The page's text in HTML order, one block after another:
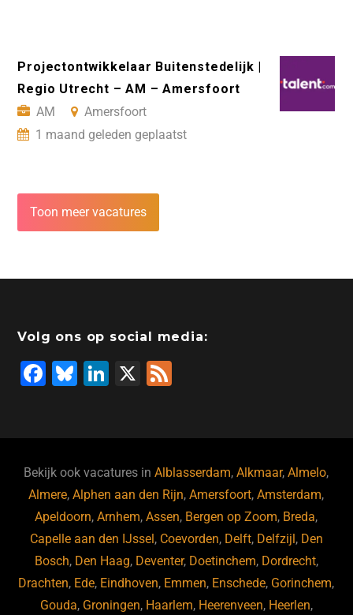
Projectontwikkelaar Buitenstedelijk |
Regio Utrecht – AM – Amersfoort
AM
Amersfoort
1 maand geleden geplaatst
Toon meer vacatures
Volg ons op social media:
F
b
o
o
k
Bl
ky
Li
dI
n
X
Bekijk ook vacatures inAlblasserdam,Alkmaar,Almelo,
Almere,Alphen aan den Rijn,Amersfoort,Amsterdam,
Apeldoorn,Arnhem,Assen, Bergen op Zoom, Breda,
Capelle aan den IJssel , Coevorden, Delft, Delfzijl , Den
Bosch, Den Haag, Deventer, Doetinchem, Dordrecht,
Drachten, Ede, Eindhoven, Emmen, Enschede, Gorinchem,
Gouda, Groningen, Haarlem, Heerenveen, Heerlen,